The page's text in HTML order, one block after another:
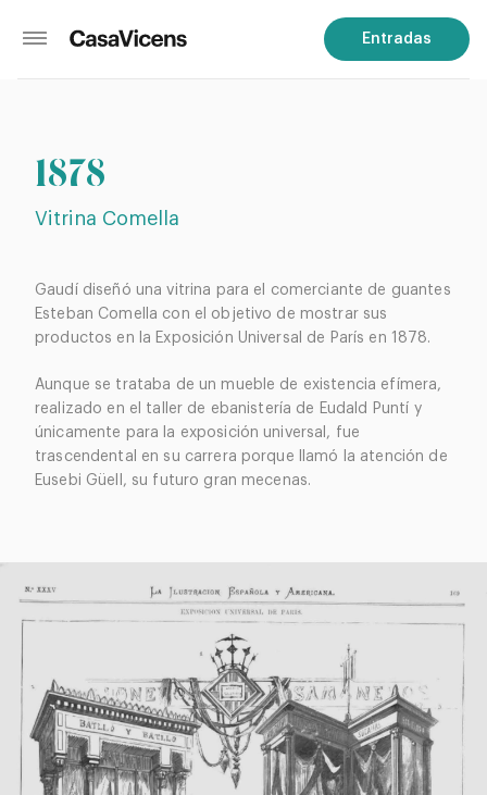
Entradas
1878
Vitrina Comella
Gaudí diseñó una vitrina para el comerciante de guantes
Esteban Comella con el objetivo de mostrar sus
productos en la Exposición Universal de París en 1878.
Aunque se trataba de un mueble de existencia efímera,
realizado en el taller de ebanistería de Eudald Puntí y
únicamente para la exposición universal, fue
trascendental en su carrera porque llamó la atención de
Eusebi Güell, su futuro gran mecenas.